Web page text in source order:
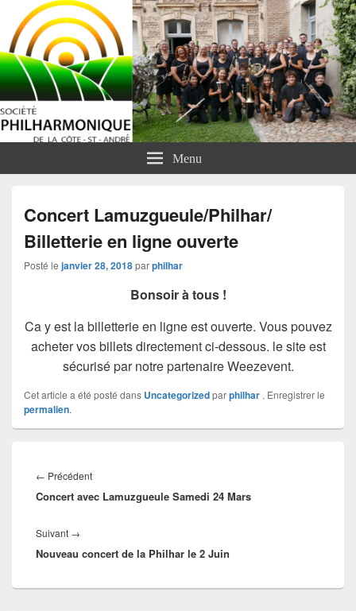
Menu
Concert Lamuzgueule/Philhar/
Billetterie en ligne ouverte
Posté le janvier 28, 2018parphilhar
Bonsoir à tous !
Ca y est la billetterie en ligne est ouverte. Vous pouvez
acheter vos billets directement ci-dessous. le site est
sécurisé par notre partenaire Weezevent.
Cet article a été posté dans Uncategorizedparphilhar . Enregistrer le
permalien.
de
l’article
← PrécédentArticle
précédent :
Concert avec Lamuzgueule Samedi 24 Mars
Suivant →
suivant :
Nouveau concert de la Philhar le 2 Juin